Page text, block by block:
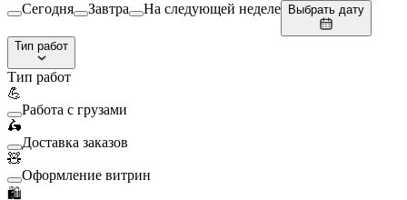
Сегодня Завтра На следующей неделе Выбрать дату
Тип работ
Тип работ
💪
Работа с грузами
🛵
Доставка заказов
🧸
Оформление витрин
🛍️